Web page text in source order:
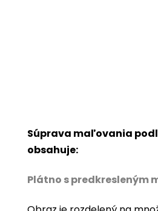
Súprava maľovania
obsahuje:
Plátno s predkresleným